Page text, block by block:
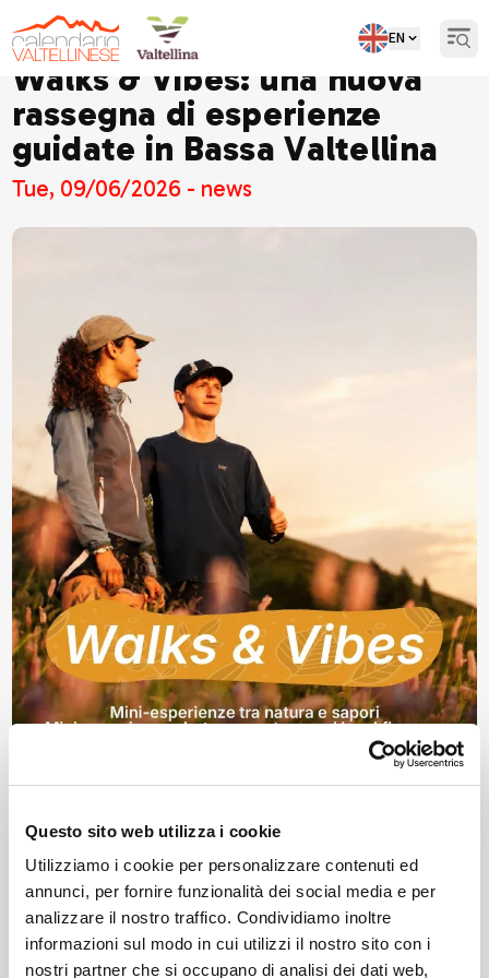
Questo sito web utilizza i cookie
Utilizziamo i cookie per personalizzare contenuti ed
annunci, per fornire funzionalità dei social media e per
analizzare il nostro traffico. Condividiamo inoltre
informazioni sul modo in cui utilizzi il nostro sito con i
nostri partner che si occupano di analisi dei dati web,
EN
Walks & Vibes: una nuova
rassegna di esperienze
guidate in Bassa Valtellina
Tue, 09/06/2026 - news
Consorzio Turistico Porte di Valtellina news